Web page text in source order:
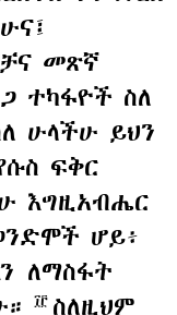
መጽኛ
ተካፋዮች ስለ
ሁላችሁ ይህን
ፍቅር
እግዚአብሔር
ሆይ፥
ለማስፋት
፲፫ ስለዚህም